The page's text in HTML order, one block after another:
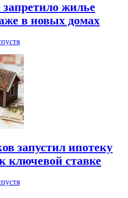
жилье
в новых домах
запустил ипотеку
ключевой ставке